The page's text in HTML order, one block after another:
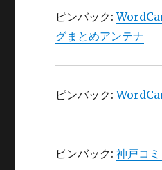
ピンバック:
グまとめアンテナ
ピンバック:
ピンバック:神戸コ